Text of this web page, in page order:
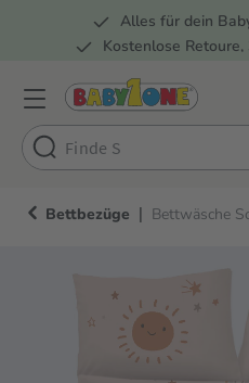
Zur Hauptnavigation
Alles für dein
Kostenlose
Bettbezüge | Bettwäsche